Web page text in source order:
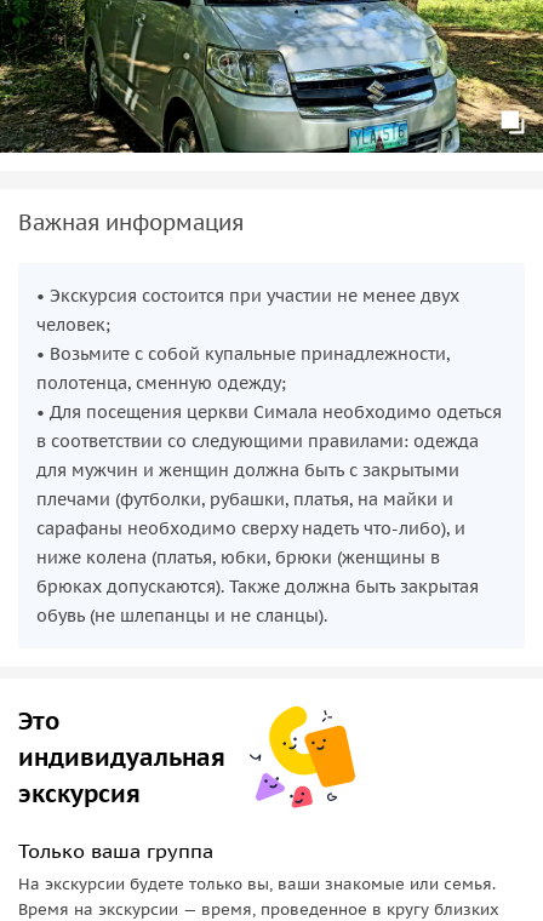
Важная информация
• Экскурсия состоится при участии не менее двух
человек;
• Возьмите с собой купальные принадлежности,
полотенца, сменную одежду;
• Для посещения церкви Симала необходимо одеться
в соответствии со следующими правилами: одежда
для мужчин и женщин должна быть с закрытыми
плечами (футболки, рубашки, платья, на майки и
сарафаны необходимо сверху надеть что-либо), и
ниже колена (платья, юбки, брюки (женщины в
брюках допускаются). Также должна быть закрытая
обувь (не шлепанцы и не сланцы).
Это
индивидуальная
экскурсия
Только ваша группа
На экскурсии будете только вы, ваши знакомые или семья.
Время на экскурсии — время, проведенное в кругу близких